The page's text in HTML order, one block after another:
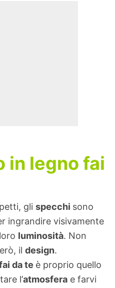
in legno fai
gli specchi sono
ingrandire visivamente
luminosità. Non
il design.
da te è proprio quello
l’atmosfera e farvi